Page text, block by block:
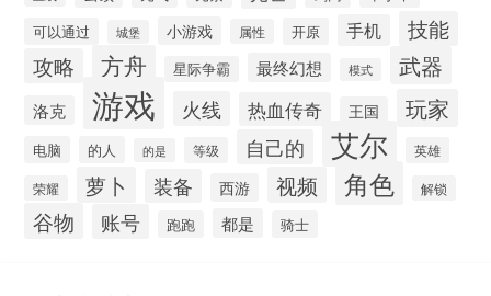
可以通过
城堡 小游戏 属性 开原 手机
技能
攻略
方舟 星际争霸 最终幻想 模式 武器
洛克 游戏 火线 热血传奇 王国 玩家
电脑 的人 的是 等级 自己的 艾尔 英雄
荣耀 萝卜 装备 西游 视频 角色 解锁
谷物 账号 跑跑 都是 骑士